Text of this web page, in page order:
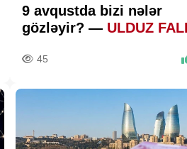
9 avqustda bizi nələr
gözləyir? — ULDUZ FALI
45